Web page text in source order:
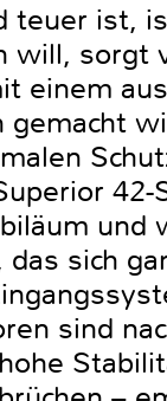
ist,
will, sorgt
und
sich
sind